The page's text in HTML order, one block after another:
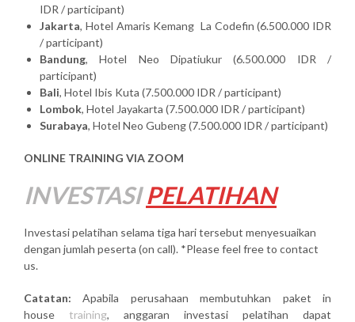
IDR / participant)
Jakarta, Hotel Amaris Kemang La Codefin (6.500.000 IDR
/ participant)
Bandung, Hotel Neo Dipatiukur (6.500.000 IDR /
participant)
Bali, Hotel Ibis Kuta (7.500.000 IDR / participant)
Lombok, Hotel Jayakarta (7.500.000 IDR / participant)
Surabaya, Hotel Neo Gubeng (7.500.000 IDR / participant)
ONLINE TRAINING VIA ZOOM
INVESTASI PELATIHAN
Investasi pelatihan selama tiga hari tersebut menyesuaikan
dengan jumlah peserta (on call). *Please feel free to contact
us.
Catatan: Apabila perusahaan membutuhkan paket in
house training, anggaran investasi pelatihan dapat